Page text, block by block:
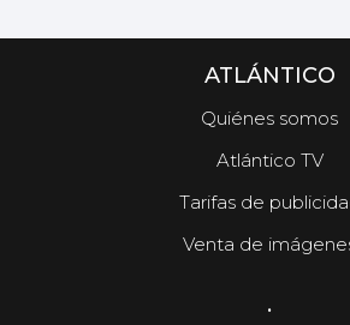
ATLÁNTICO
Quiénes somos
Atlántico TV
Tarifas de
Venta de
.